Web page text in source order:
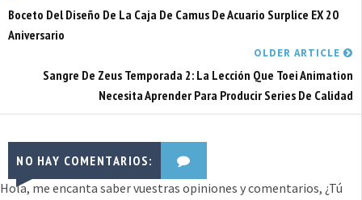
Boceto Del Diseño De La Caja De Camus De Acuario Surplice EX 20
Aniversario
OLDER ARTICLE
Sangre De Zeus Temporada 2: La Lección Que Toei Animation
Necesita Aprender Para Producir Series De Calidad
NO HAY COMENTARIOS:
Hola, me encanta saber vuestras opiniones y comentarios, ¿Tú